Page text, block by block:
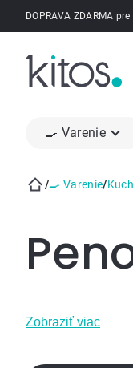
PrejsťDOPRAVA ZDARMA
🍳 Varenie
/🍳 Varenie/
Zobraziť viac